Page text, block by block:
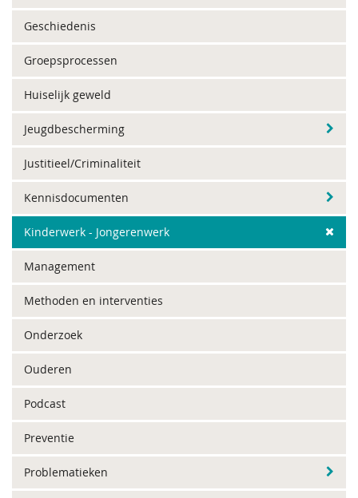
Geschiedenis
Groepsprocessen
Huiselijk geweld
Jeugdbescherming
Justitieel/Criminaliteit
Kennisdocumenten
Kinderwerk - Jongerenwerk
Management
Methoden en interventies
Onderzoek
Ouderen
Podcast
Preventie
Problematieken